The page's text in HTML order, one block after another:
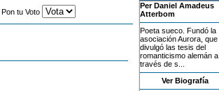
tu Voto
Per Daniel Amadeus
Atterbom
Poeta sueco. Fundó la
asociación Aurora, que
divulgó las tesis del
romanticismo alemán a
través de s...
Ver Biografía